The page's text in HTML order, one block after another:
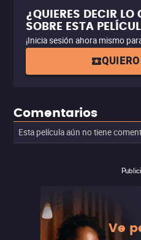
¿QUIERES DECIR LO
SOBRE ESTA
¡Inicia sesión ahora mismo
Comentarios
Esta película aún no tiene
Ve